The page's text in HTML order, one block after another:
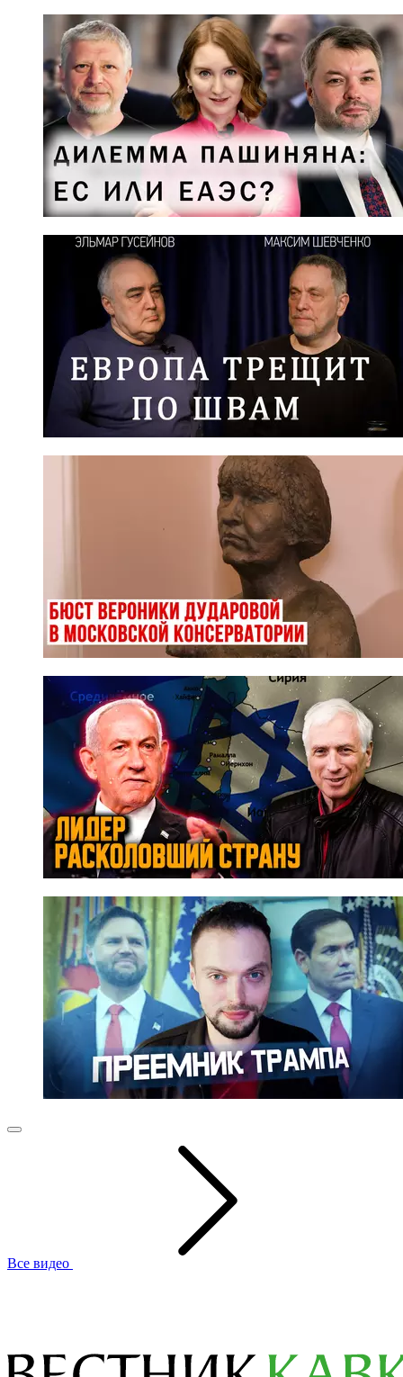
Все видео